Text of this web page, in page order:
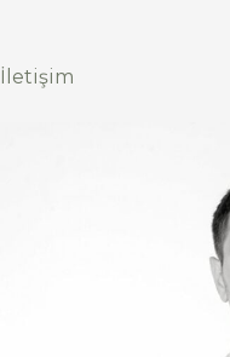
İletişim